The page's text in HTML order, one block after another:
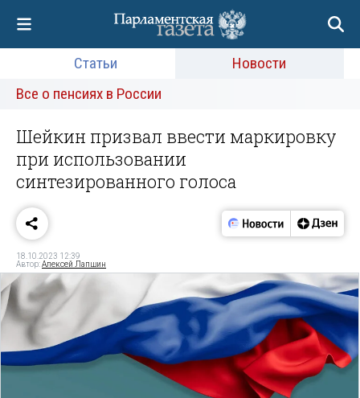
Статьи
Новости
Все о пенсиях в России
Шейкин призвал ввести маркировку
при использовании
синтезированного голоса
18.10.2023 12:39
Автор:Алексей Лапшин